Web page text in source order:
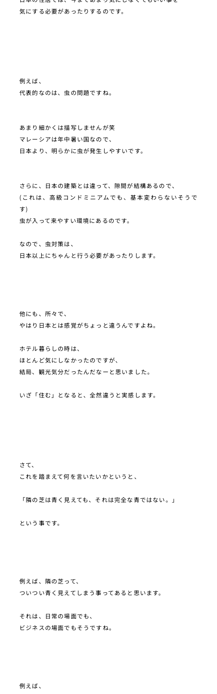
気にする必要があったりするのです。
例えば、
代表的なのは、虫の問題ですね。
あまり細かくは描写しませんが笑
マレーシアは年中暑い国なので、
日本より、明らかに虫が発生しやすいです。
さらに、日本の建築とは違って、隙間が結構あるので、
(これは、高級コンドミニアムでも、基本変わらないそうで
す)
虫が入って来やすい環境にあるのです。
なので、虫対策は、
日本以上にちゃんと行う必要があったりします。
他にも、所々で、
やはり日本とは感覚がちょっと違うんですよね。
ホテル暮らしの時は、
ほとんど気にしなかったのですが、
結局、観光気分だったんだなーと思いました。
いざ「住む」となると、全然違うと実感します。
さて、
これを踏まえて何を言いたいかというと、
「隣の芝は青く見えても、それは完全な青ではない。」
という事です。
例えば、隣の芝って、
ついつい青く見えてしまう事ってあると思います。
それは、日常の場面でも、
ビジネスの場面でもそうですね。
例えば、